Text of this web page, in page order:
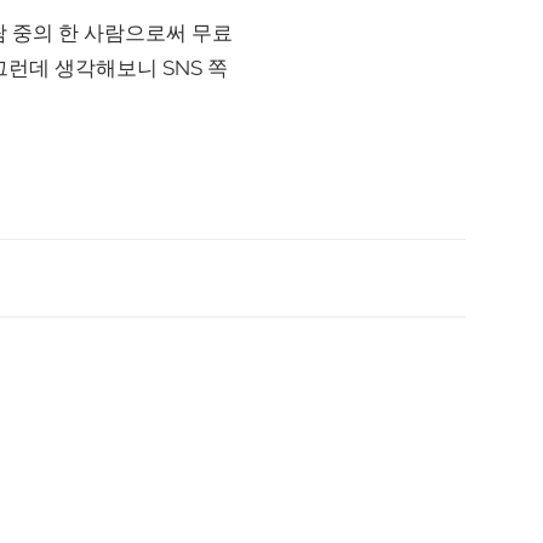
중의 한 사람으로써 무료
데 생각해보니 SNS 쪽